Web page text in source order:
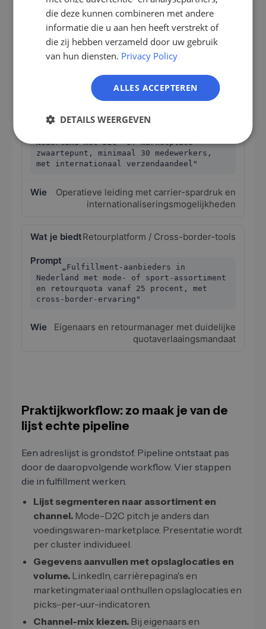
beauty-zwaartepunt, minimaal 50
medewerkers, met eigen
opslaginfrastructuur"
Eigenaars en opslagleiding met concrete
Multi-carrier-verzend-software
Nederland met D2C- of marketplace-
zwaartepunt, minimaal 30 medewerkers,
met internationaal verzendaandeel"
Operatieve leiding met carrier-spardruk en
internationaliseringsmogelijkheden
Retourplatform / Cross-border-tools
„Fulfillment-aanbieders in
Nederland met mode- of sport-assortiment
en retourquota vanaf 25 procent, met
cross-border-ervaring"
Eigenaars en retourmanager met duidelijke
quotaverlaaingsmandaat
Praktijkworkflow: zo maak je van de
lijst echte pipeline
Een adreslijst is grondstof. Pipeline ontstaat pas
door de daaropvolgende workflow. Vier stappen
die in fulfillment werken.
Lijst segmenteren naar assortiment en
channel. Mode-D2C pitch je anders dan
voedingswaren-marketplace. Presentatie wordt
per cluster individueel.
Gegevens aanvullen met opslaglocaties en
volume. LinkedIn, carrièrepagina's en
marketingmateriaal onthullen opslaglocaties en
picks-per-uur-indicatoren.
Channel-mix kiezen. Bij eigenaars en
IT
NL
PL
die deze kunnen combineren met andere
informatie die u aan hen heeft verstrekt of
die zij hebben verzameld door uw gebruik
van hun diensten. Privacy Policy
ALLES ACCEPTEREN
DETAILS WEERGEVEN